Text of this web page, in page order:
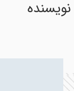
نویسنده